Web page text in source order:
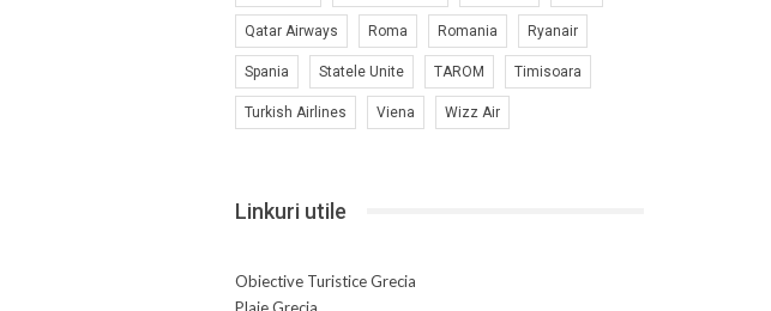
Qatar Airways Roma Romania Ryanair
Spania Statele Unite TAROM Timisoara
Turkish Airlines Viena Wizz Air
Linkuri utile
Obiective Turistice Grecia
Plaje Grecia